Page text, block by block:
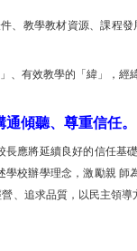
、教學教材資源、課程
、有效教學的「緯」，經
傾聽、尊重信任。
應將延續良好的信任基
校辦學理念，激勵親 師
、追求品質，以民主領導